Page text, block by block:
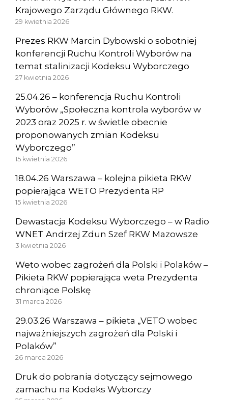
Krajowego Zarządu Głównego RKW.
29 kwietnia 2026
Prezes RKW Marcin Dybowski o sobotniej
konferencji Ruchu Kontroli Wyborów na
temat stalinizacji Kodeksu Wyborczego
27 kwietnia 2026
25.04.26 – konferencja Ruchu Kontroli
Wyborów „Społeczna kontrola wyborów w
2023 oraz 2025 r. w świetle obecnie
proponowanych zmian Kodeksu
Wyborczego”
15 kwietnia 2026
18.04.26 Warszawa – kolejna pikieta RKW
popierająca WETO Prezydenta RP
15 kwietnia 2026
Dewastacja Kodeksu Wyborczego – w Radio
WNET Andrzej Zdun Szef RKW Mazowsze
3 kwietnia 2026
Weto wobec zagrożeń dla Polski i Polaków –
Pikieta RKW popierająca weta Prezydenta
chroniące Polskę
31 marca 2026
29.03.26 Warszawa – pikieta „VETO wobec
najważniejszych zagrożeń dla Polski i
Polaków”
26 marca 2026
Druk do pobrania dotyczący sejmowego
zamachu na Kodeks Wyborczy